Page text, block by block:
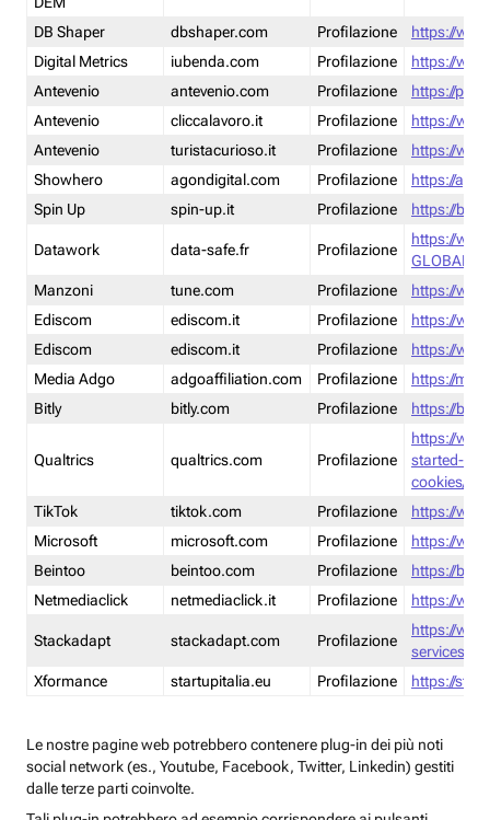
DB Shaper
dbshaper.com Profilazione
https://
Digital Metrics
iubenda.com Profilazione
https://
Antevenio
antevenio.com Profilazione
https://
Antevenio
cliccalavoro.it Profilazione
https://
Antevenio
turistacurioso.it Profilazione
https://
Showhero
agondigital.com Profilazione
https://
Spin Up
spin-up.it Profilazione https://
Datawork data-safe.fr Profilazione
https://
GLOBAL-
Manzoni
tune.com Profilazione
https://
Ediscom
ediscom.it Profilazione
https://
Ediscom
ediscom.it Profilazione
https://
Media Adgo
adgoaffiliation.com Profilazione
https://
Bitly
bitly.com Profilazione https://
Qualtrics qualtrics.com Profilazione
https://
started-
cookies/
TikTok
tiktok.com Profilazione
https://
Microsoft
microsoft.com Profilazione
https://
Beintoo
beintoo.com Profilazione
https://
Netmediaclick
netmediaclick.it Profilazione https://
Stackadapt stackadapt.com Profilazione
https://
services-
Xformance
startupitalia.eu Profilazione https://
Le nostre pagine web potrebbero contenere plug-in dei più noti
social network (es., Youtube, Facebook, Twitter, Linkedin) gestiti
dalle terze parti coinvolte.